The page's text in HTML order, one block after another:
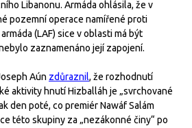
Libanonu. Armáda ohlásila, že v
pozemní operace namířené proti
(LAF) sice v oblasti má být
zaznamenáno její zapojení.
Aún zdůraznil, že rozhodnutí
aktivity hnutí Hizballáh je „svrchované
den poté, co premiér Nawáf Salám
této skupiny za „nezákonné činy“ po